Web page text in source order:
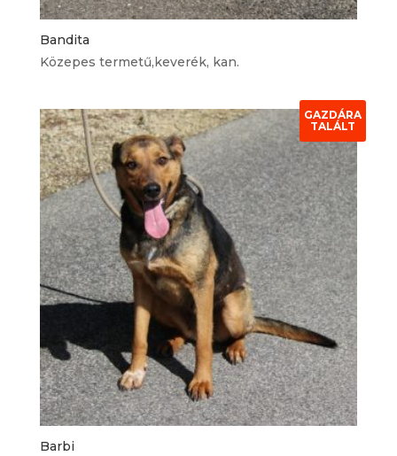
Bandita
Közepes termetű,keverék, kan.
GAZDÁRA
TALÁLT
Barbi